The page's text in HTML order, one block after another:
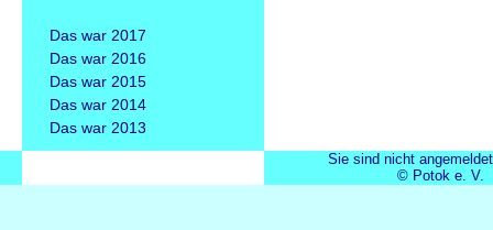
Das war 2017
Das war 2016
Das war 2015
Das war 2014
Das war 2013
Sie sind nicht angemeldet
© Potok e. V.